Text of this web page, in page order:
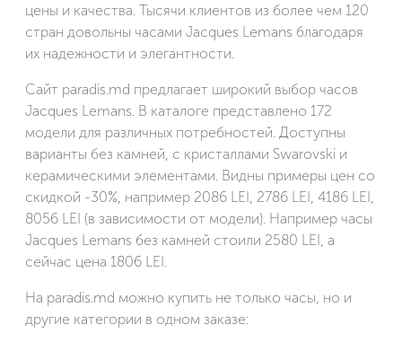
цены и качества. Тысячи клиентов из более чем 120
стран довольны часами Jacques Lemans благодаря
их надежности и элегантности.
Сайт paradis.md предлагает широкий выбор часов
Jacques Lemans. В каталоге представлено 172
модели для различных потребностей. Доступны
варианты без камней, с кристаллами Swarovski и
керамическими элементами. Видны примеры цен со
скидкой -30%, например 2086 LEI, 2786 LEI, 4186 LEI,
8056 LEI (в зависимости от модели). Например часы
Jacques Lemans без камней стоили 2580 LEI, а
сейчас цена 1806 LEI.
На paradis.md можно купить не только часы, но и
другие категории в одном заказе: